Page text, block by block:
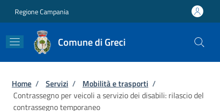
Regione Campania
Comune di Greci
Briciole di pane
Home / Servizi / Mobilità e trasporti /
Contrassegno per veicoli a servizio dei disabili: rilascio del
contrassegno temporaneo